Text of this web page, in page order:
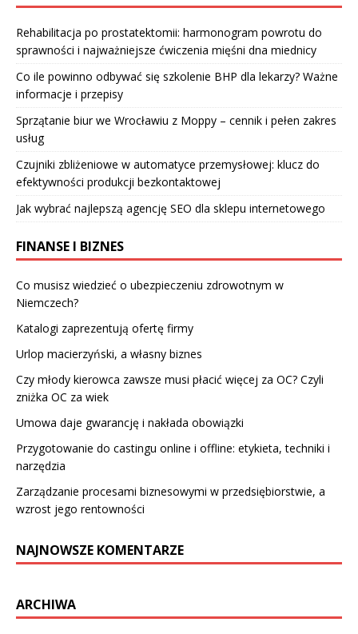
Rehabilitacja po prostatektomii: harmonogram powrotu do
sprawności i najważniejsze ćwiczenia mięśni dna miednicy
Co ile powinno odbywać się szkolenie BHP dla lekarzy? Ważne
informacje i przepisy
Sprzątanie biur we Wrocławiu z Moppy – cennik i pełen zakres
usług
Czujniki zbliżeniowe w automatyce przemysłowej: klucz do
efektywności produkcji bezkontaktowej
Jak wybrać najlepszą agencję SEO dla sklepu internetowego
FINANSE I BIZNES
Co musisz wiedzieć o ubezpieczeniu zdrowotnym w
Niemczech?
Katalogi zaprezentują ofertę firmy
Urlop macierzyński, a własny biznes
Czy młody kierowca zawsze musi płacić więcej za OC? Czyli
zniżka OC za wiek
Umowa daje gwarancję i nakłada obowiązki
Przygotowanie do castingu online i offline: etykieta, techniki i
narzędzia
Zarządzanie procesami biznesowymi w przedsiębiorstwie, a
wzrost jego rentowności
NAJNOWSZE KOMENTARZE
ARCHIWA